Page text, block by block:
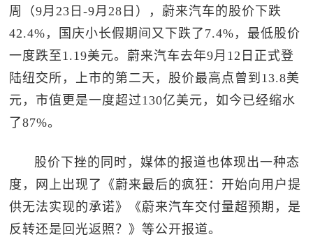
周（9月23日-9月28日），蔚来汽车的股价下跌
42.4%，国庆小长假期间又下跌了7.4%，最低股价
一度跌至1.19美元。蔚来汽车去年9月12日正式登
陆纽交所，上市的第二天，股价最高点曾到13.8美
元，市值更是一度超过130亿美元，如今已经缩水
了87%。
股价下挫的同时，媒体的报道也体现出一种态
度，网上出现了《蔚来最后的疯狂：开始向用户提
供无法实现的承诺》《蔚来汽车交付量超预期，是
反转还是回光返照？》等公开报道。